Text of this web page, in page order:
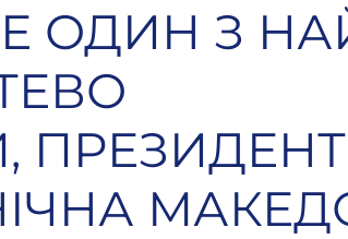
ОДИН З
ПРЕЗИДЕНТ